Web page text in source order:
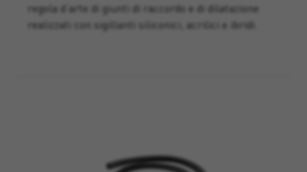
regola d‘arte di giunti di raccordo e di dilatazione
realizzati con sigillanti siliconici, acrilici e ibridi.